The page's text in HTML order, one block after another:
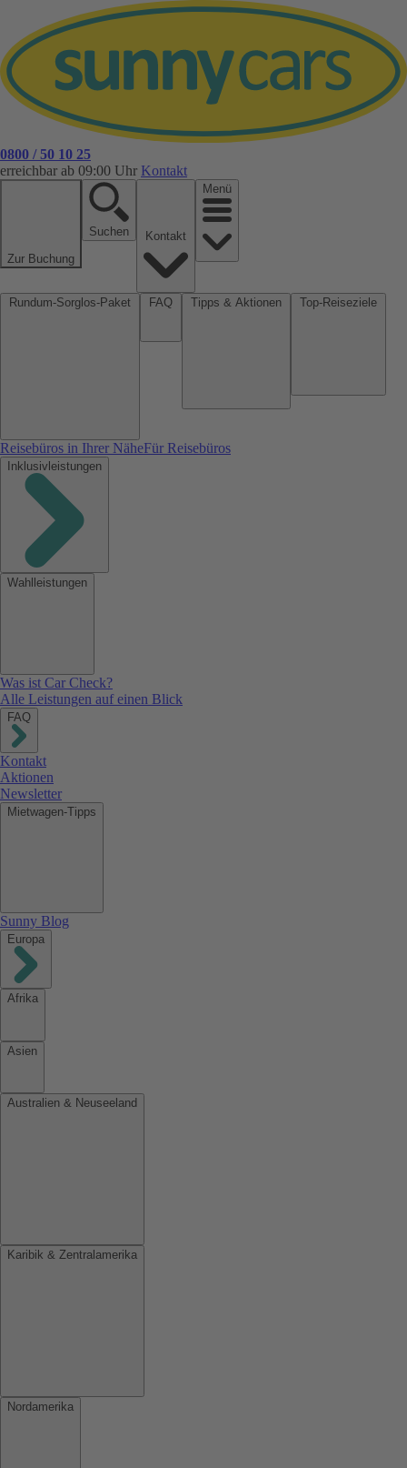
0800 / 50 10 25
erreichbar ab 09:00 Uhr Kontakt
Zur Buchung
Suchen
Menü
Reisebüros in Ihrer NäheFür Reisebüros
Inklusivleistungen
Wahlleistungen
Was ist Car Check?
Alle Leistungen auf einen Blick
FAQ
Kontakt
Aktionen
Newsletter
Mietwagen-Tipps
Sunny Blog
Europa
Afrika
Asien
Australien & Neuseeland
Karibik & Zentralamerika
Nordamerika